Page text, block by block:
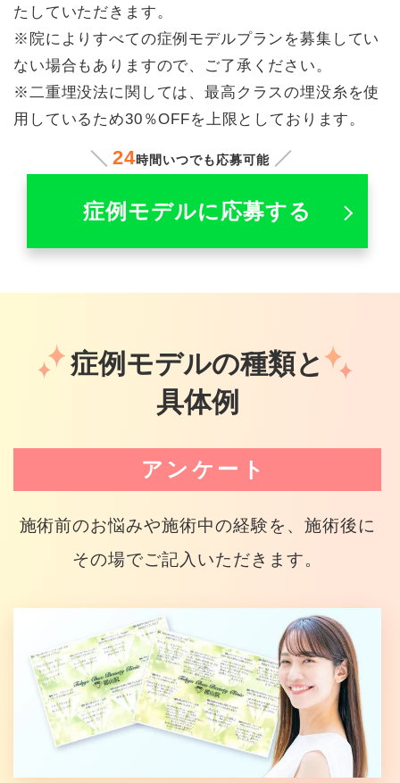
たしていただきます。
※院によりすべての症例モデルプランを募集してい
ない場合もありますので、ご了承ください。
※二重埋没法に関しては、最高クラスの埋没糸を使
用しているため30％OFFを上限としております。
24時間いつでも応募可能
症例モデルに応募する
症例モデルの種類と
具体例
アンケート
施術前のお悩みや施術中の経験を、施術後に
その場でご記入いただきます。